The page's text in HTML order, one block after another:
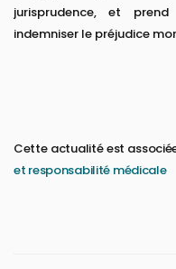
jurisprudence, et
indemniser le préjudice
Cette actualité est
et responsabilité médicale